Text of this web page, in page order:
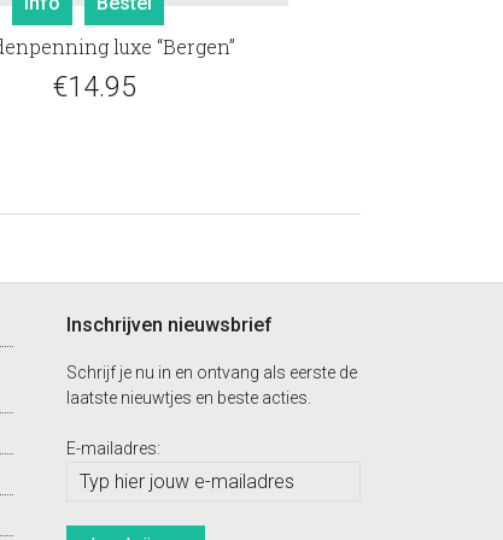
luxe “Bergen”
€14.95
Inschrijven nieuwsbrief
Schrijf je nu in en ontvang als eerste de
laatste nieuwtjes en beste acties.
E-mailadres: